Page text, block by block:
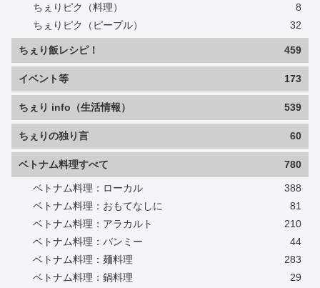
ちぇりピク（料理）
8
ちぇりピク（ピープル）
32
ちぇり飯レシピ！ 459
イベント等 173
ちぇり info（生活情報） 539
ちぇりの独り言 60
ベトナム料理すべて 780
ベトナム料理：ローカル
388
ベトナム料理：おもてなしに
81
ベトナム料理：アラカルト
210
ベトナム料理：バンミー
44
ベトナム料理：麺料理
283
ベトナム料理：鍋料理
29